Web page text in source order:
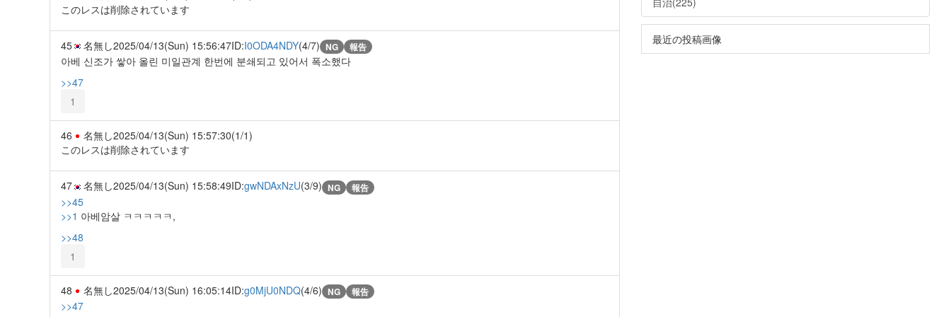
このレスは削除されています
45 名無し2025/04/13(Sun) 15:56:47ID:I0ODA4NDY(4/7) NG 報告
아베 신조가 쌓아 올린 미일관계 한번에 분쇄되고 있어서 폭소했다
>>47
1
46 名無し2025/04/13(Sun) 15:57:30(1/1)
このレスは削除されています
47 名無し2025/04/13(Sun) 15:58:49ID:gwNDAxNzU(3/9) NG 報告
>>45
>>1 아베암살 ㅋㅋㅋㅋㅋ,
>>48
1
48 名無し2025/04/13(Sun) 16:05:14ID:g0MjU0NDQ(4/6) NG 報告
>>47
最近の投稿画像